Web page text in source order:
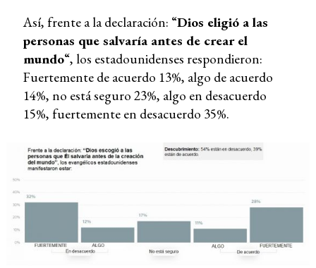
Así, frente a la declaración: “Dios eligió a las
personas que salvaría antes de crear el
mundo“, los estadounidenses respondieron:
Fuertemente de acuerdo 13%, algo de acuerdo
14%, no está seguro 23%, algo en desacuerdo
15%, fuertemente en desacuerdo 35%.